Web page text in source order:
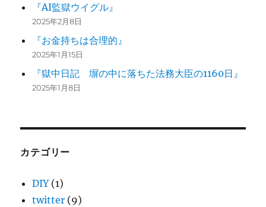
『AI監獄ウイグル』
2025年2月8日
『お金持ちは合理的』
2025年1月15日
『獄中日記 塀の中に落ちた法務大臣の1160日』
2025年1月8日
カテゴリー
DIY(1)
twitter (9)